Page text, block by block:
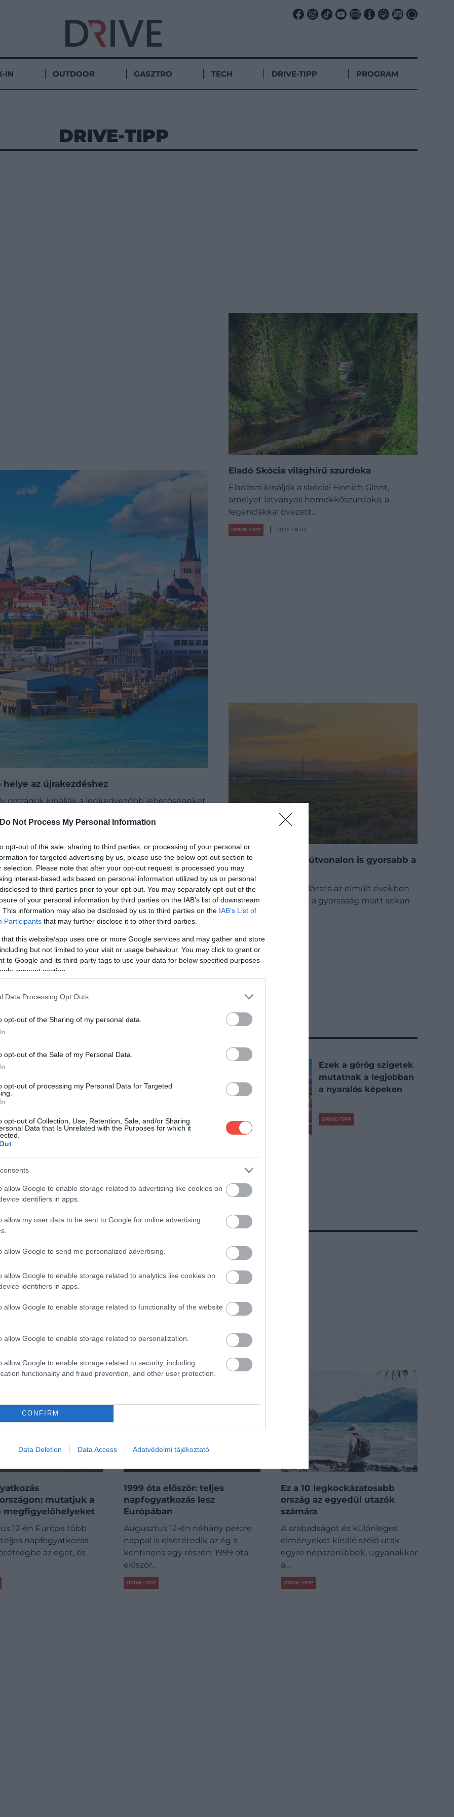
Do Not Process My Personal Information
opt-out of the sale, sharing to third parties, or processing of your personal or
for targeted advertising by us, please use the below opt-out section to
selection. Please note that after your opt-out request is processed you may
interest-based ads based on personal information utilized by us or personal
to third parties prior to your opt-out. You may separately opt-out of the
of your personal information by third parties on the IAB’s list of downstream
This information may also be disclosed by us to third parties on the IAB’s List of
Participants that may further disclose it to other third parties.
that this website/app uses one or more Google services and may gather and store
but not limited to your visit or usage behaviour. You may click to grant or
to Google and its third-party tags to use your data for below specified purposes
consent section.
Data Processing Opt Outs
opt-out of the Sharing of my personal data.
opt-out of the Sale of my Personal Data.
opt-out of processing my Personal Data for Targeted
opt-out of Collection, Use, Retention, Sale, and/or Sharing
Data that Is Unrelated with the Purposes for which it
allow Google to enable storage related to advertising like cookies on
identifiers in apps.
allow my user data to be sent to Google for online advertising
allow Google to send me personalized advertising.
allow Google to enable storage related to analytics like cookies on
identifiers in apps.
allow Google to enable storage related to functionality of the website
allow Google to enable storage related to personalization.
allow Google to enable storage related to security, including
functionality and fraud prevention, and other user protection.
CONFIRM
Data Deletion Data Access Adatvédelmi tájékoztató
IN OUTDOOR GASZTRO TECH DRIVE-TIPP PROGRAM
DRIVE-TIPP
az újrakezdéshez
országok kínálják a legkedvezőbb lehetőségeket
országra kiterjedő kutatás számos
északi ország került, ami ritkán szerepel a
Eladó Skócia világhírű szurdoka
Eladásra kínálják a skóciai Finnich Glent,
amelyet látványos homokkőszurdoka, a
legendákkal övezett…
DRIVE-TIPP 2026-08-04
Már több európai útvonalon is gyorsabb a
vonat a repülőnél
Bár Európa vasúthálózata az elmúlt években
jelentősen fejlődött, a gyorsaság miatt sokan
továbbra…
elkészítenie nyaralás
DRIVE-TIPP
Ezek a görög szigetek
mutatnak a legjobban
a nyaralós képeken
DRIVE-TIPP
még több drive-tipp
mutatjuk a
megfigyelőhelyeket
12-én Európa több
napfogyatkozás
az eget, és
1999 óta először: teljes
napfogyatkozás lesz
Európában
Augusztus 12-én néhány percre
nappal is elsötétedik az ég a
kontinens egy részén: 1999 óta
először…
DRIVE-TIPP
Ez a 10 legkockázatosabb
ország az egyedül utazók
számára
A szabadságot és különleges
élményeket kínáló szóló utak
egyre népszerűbbek, ugyanakkor
a…
DRIVE-TIPP